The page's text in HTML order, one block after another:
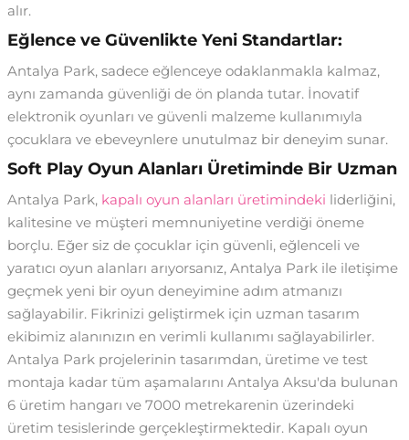
alır.
Eğlence ve Güvenlikte Yeni Standartlar:
Antalya Park, sadece eğlenceye odaklanmakla kalmaz,
aynı zamanda güvenliği de ön planda tutar. İnovatif
elektronik oyunları ve güvenli malzeme kullanımıyla
çocuklara ve ebeveynlere unutulmaz bir deneyim sunar.
Soft Play Oyun Alanları Üretiminde Bir Uzman
Antalya Park, kapalı oyun alanları üretimindeki liderliğini,
kalitesine ve müşteri memnuniyetine verdiği öneme
borçlu. Eğer siz de çocuklar için güvenli, eğlenceli ve
yaratıcı oyun alanları arıyorsanız, Antalya Park ile iletişime
geçmek yeni bir oyun deneyimine adım atmanızı
sağlayabilir. Fikrinizi geliştirmek için uzman tasarım
ekibimiz alanınızın en verimli kullanımı sağlayabilirler.
Antalya Park projelerinin tasarımdan, üretime ve test
montaja kadar tüm aşamalarını Antalya Aksu'da bulunan
6 üretim hangarı ve 7000 metrekarenin üzerindeki
üretim tesislerinde gerçekleştirmektedir. Kapalı oyun